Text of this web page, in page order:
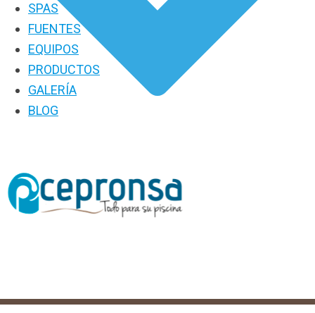
SPAS
FUENTES
EQUIPOS
PRODUCTOS
GALERÍA
BLOG
PRODUCTOS